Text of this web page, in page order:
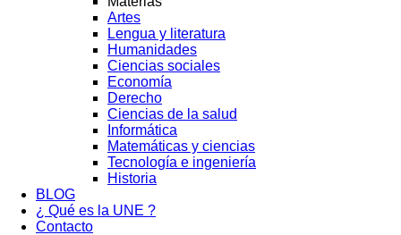
Artes
Lengua y literatura
Humanidades
Ciencias sociales
Economía
Derecho
Ciencias de la salud
Informática
Matemáticas y ciencias
Tecnología e ingeniería
Historia
BLOG
¿ Qué es la UNE ?
Contacto